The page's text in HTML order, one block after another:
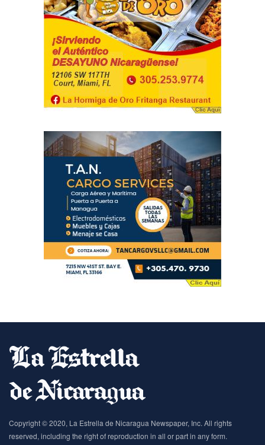
Copyright © 2020, La Estrella de Nicaragua Newspaper, Inc. All rights
reserved, including the right of reproduction in all or part in any form.